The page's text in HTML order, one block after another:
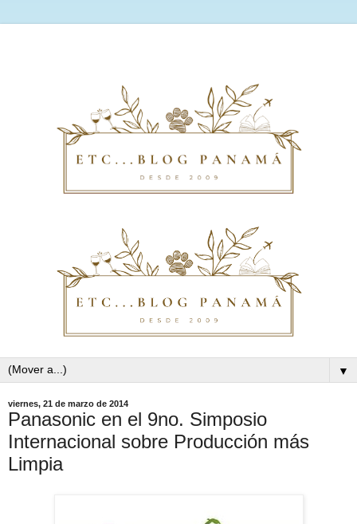
▼
viernes, 21 de marzo de 2014
Panasonic en el 9no. Simposio
Internacional sobre Producción más
Limpia